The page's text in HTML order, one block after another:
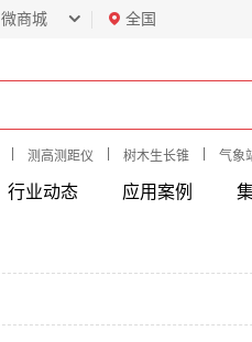
微商城 全国
测高测距仪 树木生长锥 气象
行业动态 应用案例